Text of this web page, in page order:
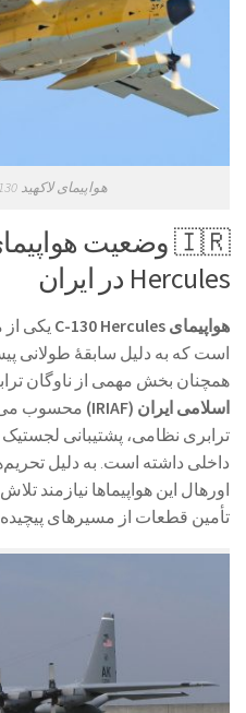
هواپیمای لاکهید C-130 هرکولس ایران
Hercules در ایران
هواپیمای C-130 Hercules
یکی از
است که به دلیل سابقهٔ طولانی
همچنان بخش مهمی از ناوگان
اسلامی ایران (IRIAF)
محسوب
ترابری نظامی، پشتیبانی
داخلی داشته است. به دلیل
اورهال این هواپیماها نیازمند
تأمین قطعات از مسیرهای